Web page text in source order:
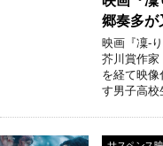
郷奏多が
映画『凜-
芥川賞作家
を経て映像
す男子高校